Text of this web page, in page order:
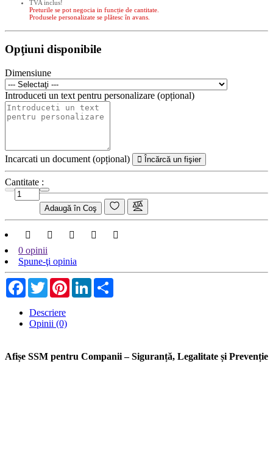
TVA inclus!
Preturile se pot negocia in funcție de cantitate.
Produsele personalizate se plătesc în avans.
Opţiuni disponibile
Dimensiune
Introduceti un text pentru personalizare (opțional)
Incarcati un document (opțional) Încărcă un fişier
Cantitate :
Adaugă în Coş
0 opinii
Spune-ţi opinia
Facebook
TwitterPinterestLinkedIn
Descriere
Opinii (0)
Afișe SSM pentru Companii – Siguranță, Legalitate și Prevenție